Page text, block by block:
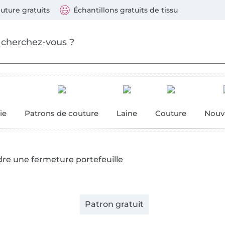
gratuits Échantillons gratuits de tissu
Patrons de couture Laine Couture
une fermeture portefeuille
Patron gratuit
suivants : Visa, Mastercard, Carte bleue, PayPal,